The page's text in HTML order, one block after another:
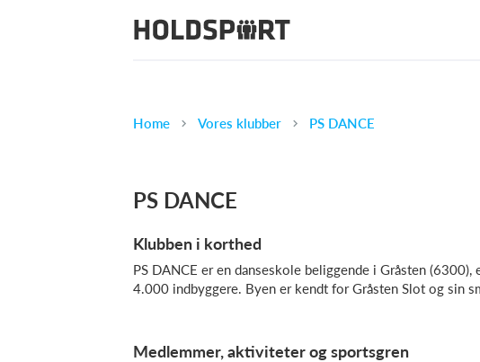
Home Vores klubber PS DANCE
PS DANCE
Klubben i korthed
PS DANCE er en danseskole beliggende i Gråsten (6300),
4.000 indbyggere. Byen er kendt for Gråsten Slot og sin
Medlemmer, aktiviteter og sportsgren